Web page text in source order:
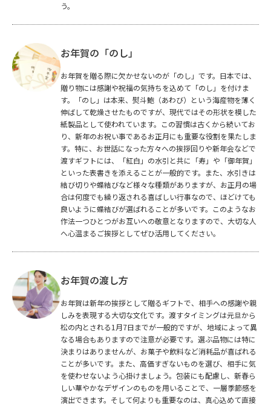
う。
お年賀の「のし」
お年賀を贈る際に欠かせないのが「のし」です。日本では、
贈り物には感謝や祝福の気持ちを込めて「のし」を付けま
す。「のし」は本来、熨斗鮑（あわび）という海産物を薄く
伸ばして乾燥させたものですが、現代ではその形状を模した
紙製品として使われています。この習慣は古くから続いてお
り、新年のお祝い事であるお正月にも重要な役割を果たしま
す。特に、お世話になった方々への挨拶回りや新年会などで
渡すギフトには、「紅白」の水引と共に「寿」や「御年賀」
といった表書きを添えることが一般的です。また、水引きは
結び切りや蝶結びなど様々な種類がありますが、お正月の場
合は何度でも繰り返される喜ばしい行事なので、ほどけても
良いように蝶結びが選ばれることが多いです。このようなお
作法一つひとつがお互いへの敬意となりますので、大切な人
へ心温まるご挨拶としてぜひ活用してください。
お年賀の渡し方
お年賀は新年の挨拶として贈るギフトで、相手への感謝や親
しみを表現する大切な文化です。渡すタイミングは元旦から
松の内とされる1月7日までが一般的ですが、地域によって異
なる場合もありますので注意が必要です。選ぶ品物には特に
決まりはありませんが、お菓子や飲料など消耗品が喜ばれる
ことが多いです。また、高価すぎないものを選び、相手に気
を使わせないよう心掛けましょう。包装にも配慮し、新春ら
しい華やかなデザインのものを用いることで、一層季節感を
演出できます。そして何よりも重要なのは、真心込めて直接